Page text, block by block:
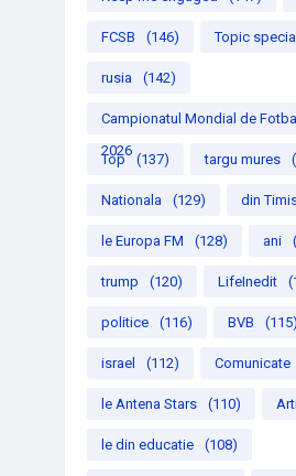
FCSB (146) Topic special
rusia (142)
Campionatul Mondial de Fotbal
2026
Top (137) targu mures
Nationala (129) din
le Europa FM (128) ani
trump (120) LifeInedit
politice (116) BVB (115)
israel (112) Comunicate
le Antena Stars (110)
le din educatie (108)